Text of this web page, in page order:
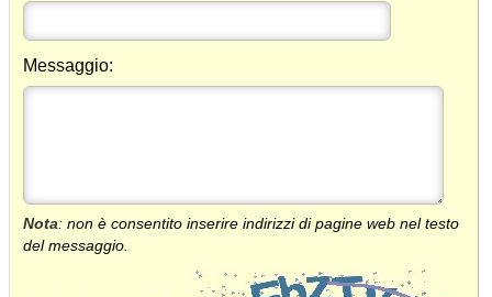
Messaggio:
Nota: non è consentito inserire indirizzi di pagine web nel testo
del messaggio.